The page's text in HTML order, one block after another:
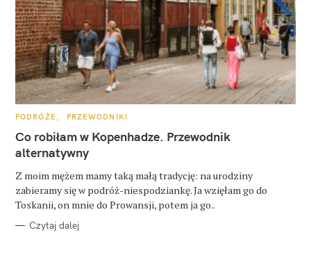
K
T
E
G
O
I
E
PODRÓŻE PRZEWODNIKI
Co robiłam w Kopenhadze. Przewodnik
alternatywny
Z moim mężem mamy taką małą tradycję: na urodziny
zabieramy się w podróż-niespodziankę. Ja wzięłam go do
Toskanii, on mnie do Prowansji, potem ja go..
Czytaj dalej